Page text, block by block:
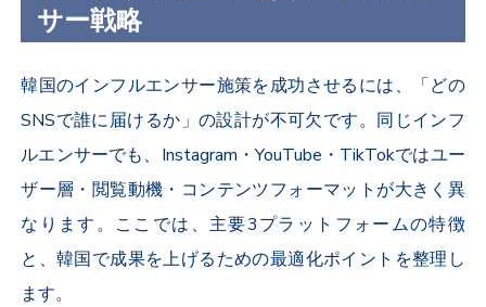
サー戦略
韓国のインフルエンサー施策を成功させるには、「どの
SNSで誰に届けるか」の設計が不可欠です。同じインフ
ルエンサーでも、 Instagram ・YouTube ・ TikTokではユー
ザー層・閲覧動機・コンテンツフォーマットが大きく異
なります。ここでは、主要3プラットフォームの特徴
と、韓国で成果を上げるための最適化ポイントを整理し
ます。